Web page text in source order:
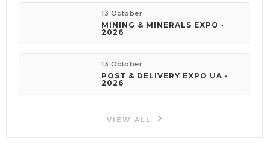
13 October
MINING & MINERALS EXPO -
2026
13 October
POST & DELIVERY EXPO UA -
2026
VIEW ALL